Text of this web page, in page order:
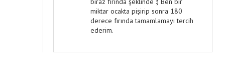
miktar ocakta pişirip sonra 180
derece fırında tamamlamayı tercih
ederim.